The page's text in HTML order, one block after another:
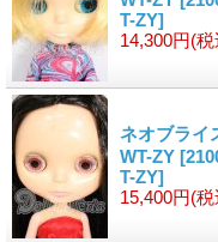
T-ZY]
14,300円(税
ネオブライ
WT-ZY
T-ZY]
15,400円(税